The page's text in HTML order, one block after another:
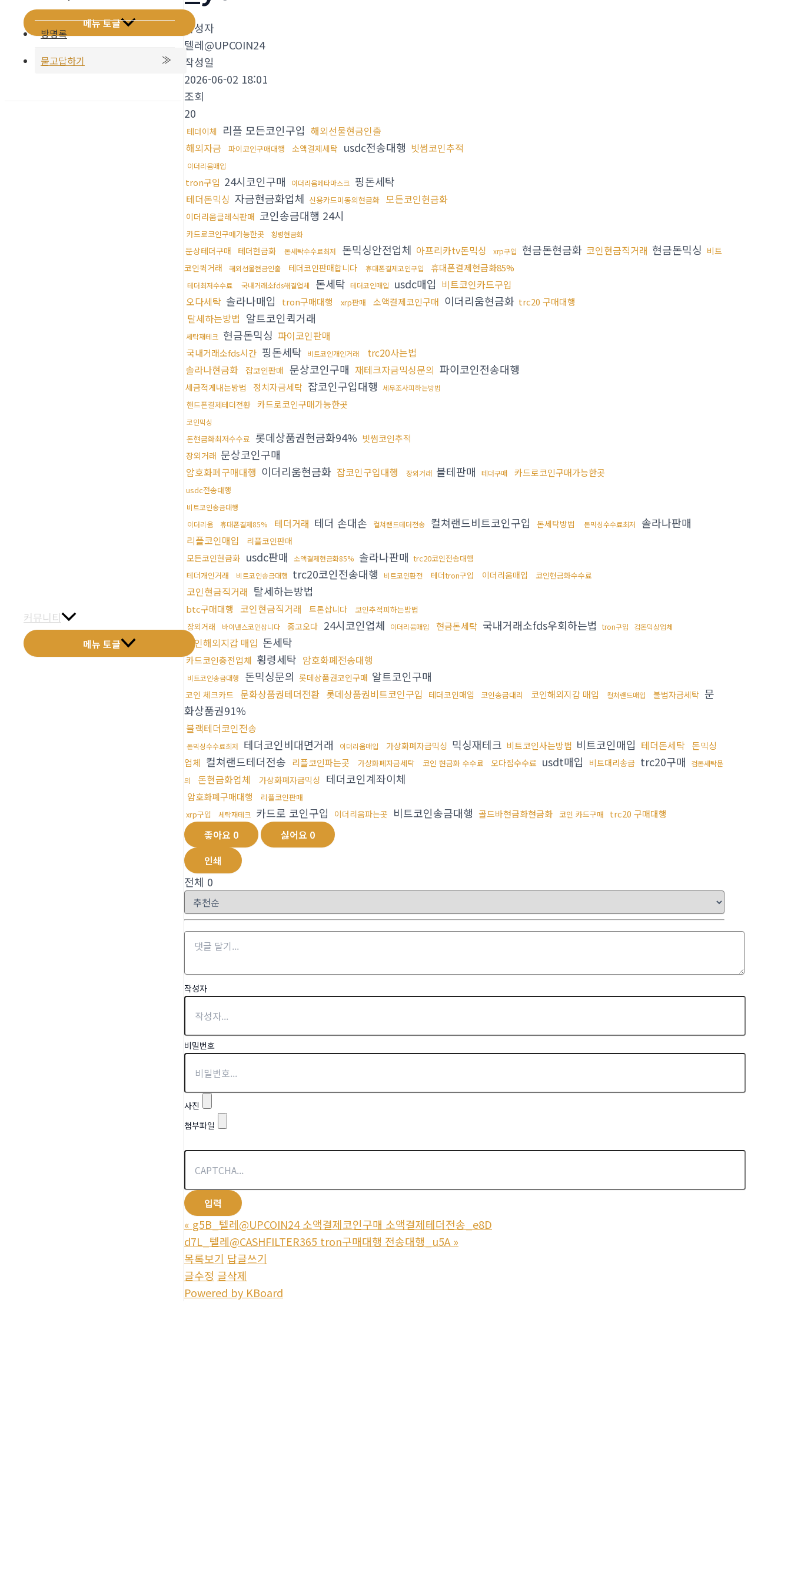
메뉴 토글
커뮤니티
메뉴 토글
방명록
묻고답하기
작성자
텔레@UPCOIN24
작성일
2026-06-02 18:01
조회
20
테더이체 리플 모든코인구입 해외선물현금인출
해외자금
파이코인구매대행 소액결제세탁 usdc전송대행 빗썸코인추적
이더리움매입
tron구입 24시코인구매 이더리움메타마스크 핑돈세탁
테더돈믹싱 자금현금화업체 신용카드미동의현금화 모든코인현금화
이더리움클레식판매 코인송금대행 24시
카드로코인구매가능한곳 횡령현금화
문상테더구매 테더현금화 돈세탁수수료최저 돈믹싱안전업체 아프리카tv돈믹싱 xrp구입 현금돈현금화 코인현금직거래 현금돈믹싱 비트
코인퀵거래
해외선물현금인출 테더코인판매합니다 휴대폰결제코인구입 휴대폰결제현금화85%
테더최저수수료 국내거래소fds해결업체 돈세탁 테더코인매입 usdc매입 비트코인카드구입
오다세탁 솔라나매입 tron구매대행 xrp판매 소액결제코인구매 이더리움현금화 trc20 구매대행
탈세하는방법 알트코인퀵거래
세탁재테크 현금돈믹싱 파이코인판매
국내거래소fds시간 핑돈세탁 비트코인개인거래
trc20사는법
솔라나현금화 잡코인판매 문상코인구매 재테크자금믹싱문의 파이코인전송대행
세금적게내는방법 정치자금세탁 잡코인구입대행 세무조사피하는방법
핸드폰결제테더전환 카드로코인구매가능한곳
코인믹싱
돈현금화최저수수료 롯데상품권현금화94% 빗썸코인추적
장외거래 문상코인구매
암호화폐구매대행 이더리움현금화 잡코인구입대행 장외거래 블테판매 테더구매 카드로코인구매가능한곳
usdc전송대행
비트코인송금대행
이더리움
휴대폰결제85% 테더거래 테더 손대손 컬쳐랜드테더전송 컬쳐랜드비트코인구입 돈세탁방법 돈믹싱수수료최저 솔라나판매
리플코인매입
리플코인판매
모든코인현금화 usdc판매 소액결제현금화85% 솔라나판매 trc20코인전송대행
테더개인거래
비트코인송금대행 trc20코인전송대행 비트코인환전 테더tron구입 이더리움매입 코인현금화수수료
코인현금직거래 탈세하는방법
btc구매대행 코인현금직거래 트론삽니다
코인추적피하는방법
장외거래
바이낸스코인삽니다 중고오다 24시코인업체 이더리움매입 현금돈세탁 국내거래소fds우회하는법 tron구입 검돈믹싱업체
코인해외지갑 매입 돈세탁
카드코인충전업체 횡령세탁 암호화폐전송대행
비트코인송금대행 돈믹싱문의 롯데상품권코인구매 알트코인구매
코인 체크카드 문화상품권테더전환 롯데상품권비트코인구입 테더코인매입 코인송금대리 코인해외지갑 매입 컬쳐랜드매입 불법자금세탁 문
화상품권91%
블랙테더코인전송
돈믹싱수수료최저 테더코인비대면거래 이더리움매입 가상화폐자금믹싱 믹싱재테크 비트코인사는방법 비트코인매입 테더돈세탁 돈믹싱
업체 컬쳐랜드테더전송 리플코인파는곳 가상화폐자금세탁 코인 현금화 수수료 오다집수수료 usdt매입 비트대리송금 trc20구매
검돈세탁문
의
돈현금화업체 가상화폐자금믹싱 테더코인계좌이체
암호화폐구매대행
리플코인판매
xrp구입
세탁재테크 카드로 코인구입 이더리움파는곳 비트코인송금대행 골드바현금화현금화 코인 카드구매 trc20 구매대행
좋아요 0 싫어요 0
인쇄
전체 0
작성자
비밀번호
사진
첨부파일
« g5B_텔레@UPCOIN24 소액결제코인구매 소액결제테더전송_e8D
d7L_텔레@CASHFILTER365 tron구매대행 전송대행_u5A »
목록보기 답글쓰기
글수정 글삭제
Powered by KBoard